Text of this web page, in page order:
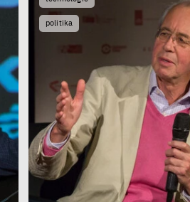
politika